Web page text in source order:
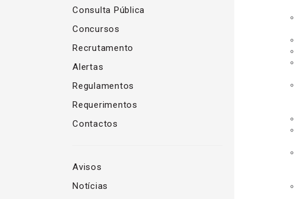
Consulta Pública
Concursos
Recrutamento
Alertas
Regulamentos
Requerimentos
Contactos
Avisos
Notícias